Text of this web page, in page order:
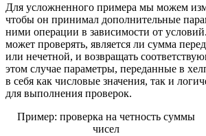
Для усложненного примера мы можем
чтобы он принимал дополнительные
ними операции в зависимости от
может проверять, является ли сумма
или нечетной, и возвращать
этом случае параметры, переданные в
в себя как числовые значения, так и
для выполнения проверок.
Пример: проверка на четность суммы
чисел